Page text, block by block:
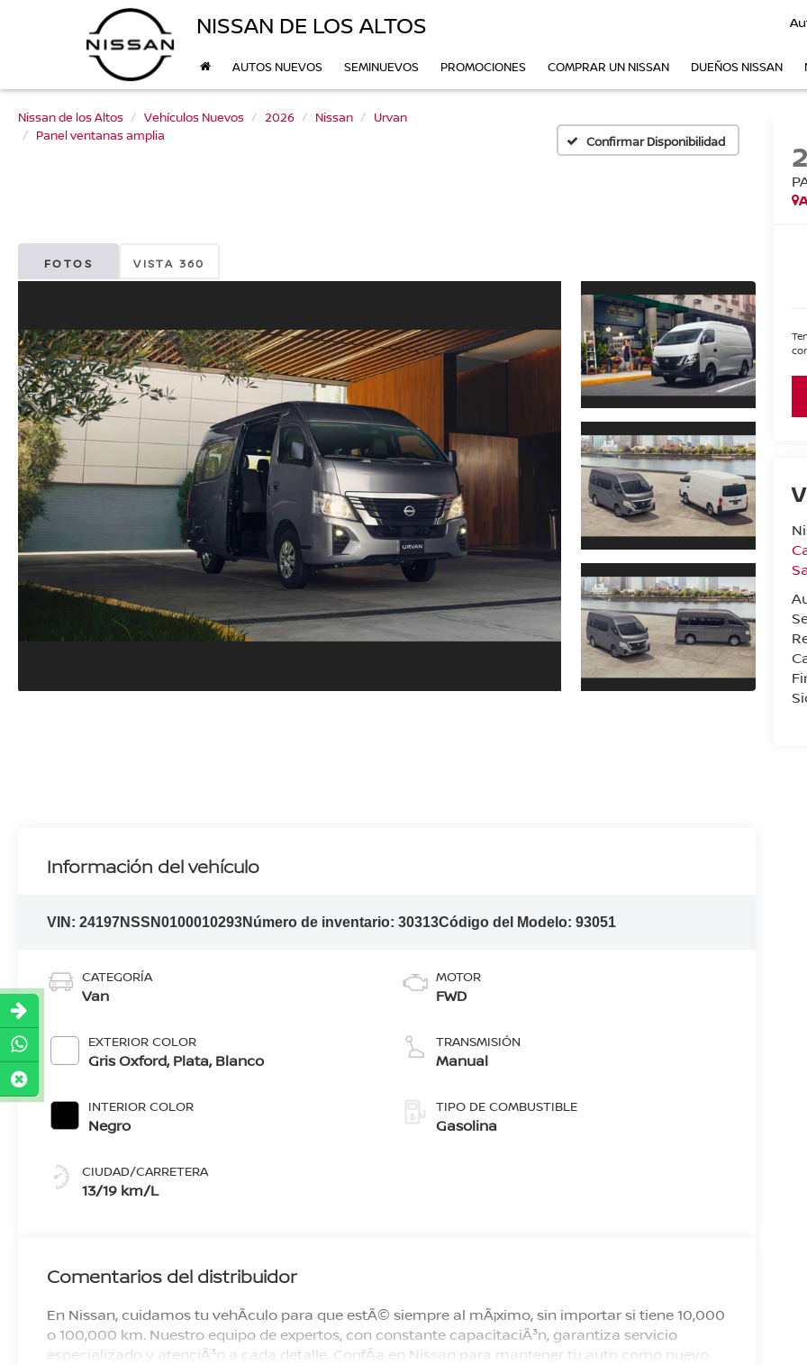
NISSAN DE LOS ALTOS
AUTOS NUEVOS SEMINUEVOS PROMOCIONES COMPRAR UN NISSAN DUEÑOS NISSAN
Nissan de los Altos Vehículos Nuevos 2026 Nissan
Urvan
Panel ventanas amplia
Confirmar Disponibilidad
FOTOS VISTA 360
Información del vehículo
VIN:24197NSSN0100010293Número de inventario:30313Código del Modelo:93051
CATEGORÍA
Van
EXTERIOR COLOR
Gris Oxford, Plata, Blanco
INTERIOR COLOR
Negro
CIUDAD/CARRETERA
13/19 km/L
MOTOR
FWD
TRANSMISIÓN
Manual
TIPO DE COMBUSTIBLE
Gasolina
Comentarios del distribuidor
En Nissan, cuidamos tu vehÃ­culo para que estÃ© siempre al mÃ¡ximo, sin importar si tiene 10,000
o 100,000 km. Nuestro equipo de expertos, con constante capacitaciÃ³n, garantiza servicio
especializado y atenciÃ³n a cada detalle. ConfÃ­a en Nissan para mantener tu auto como nuevo.